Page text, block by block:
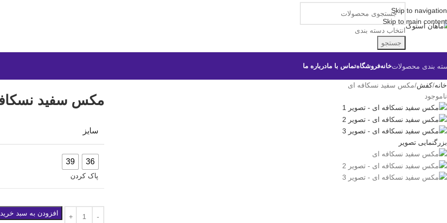
Skip to navigation
Skip to main content
انتخاب دسته بندی
جستجو
بندی محصولاتخانهفروشگاهتماس با مادرباره ما
خانه کفش مکس سفید نسکافه ای
ناموجود
بزرگنمایی تصویر
مکس سفید
سایز
36
39
پاک کردن
افزودن به سبد خرید